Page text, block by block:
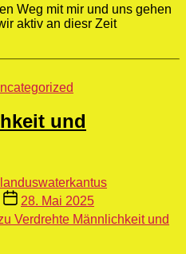
Weg mit mir und uns gehen
aktiv an diesr Zeit
und
28. Mai 2025
Verdrehte Männlichkeit und